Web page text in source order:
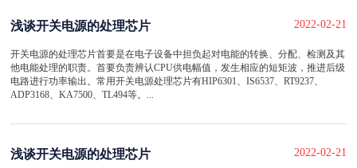
浅谈开关电源的处理芯片 2022-02-21
开关电源的处理芯片首要是在电子设备中担负起对电能的转换、分配、检测及其
他电能处理的职责。首要负责辨认CPU供电幅值，发生相应的短矩波，推进后级
电路进行功率输出。常用开关电源处理芯片有HIP6301、IS6537、RT9237、
ADP3168、KA7500、TL494等。...
浅谈开关电源的处理芯片 2022-02-21